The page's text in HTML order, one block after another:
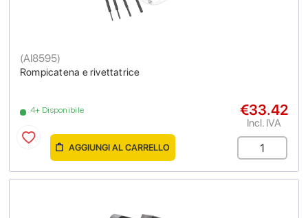
Rompicatena e rivettatrice
(AI8595)
4+ Disponibile €33.42
Incl. IVA
AGGIUNGI AL CARRELLO